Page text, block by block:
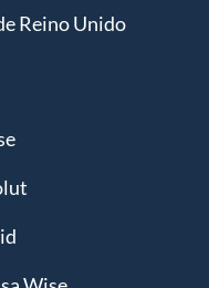
Reino Unido